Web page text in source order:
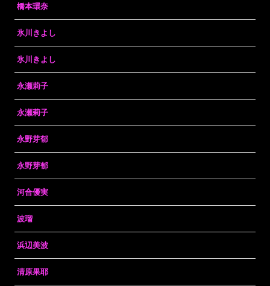
橋本環奈
氷川きよし
氷川きよし
永瀬莉子
永瀬莉子
永野芽郁
永野芽郁
河合優実
波瑠
浜辺美波
清原果耶